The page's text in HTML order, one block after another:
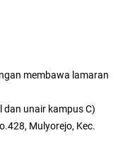
membawa lamaran
dan unair kampus C)
Mulyorejo, Kec.